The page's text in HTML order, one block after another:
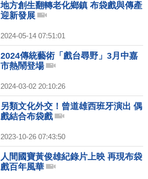
地方創生翻轉老化鄉鎮 布袋戲與傳產
迎新發展
2024-05-14 07:51:01
2024傳統藝術「戲台尋野」3月中嘉
市熱鬧登場
2024-03-02 20:10:26
另類文化外交！曾道雄西班牙演出 偶
戲結合布袋戲
2023-10-26 07:43:50
人間國寶黃俊雄紀錄片上映 再現布袋
戲百年風華